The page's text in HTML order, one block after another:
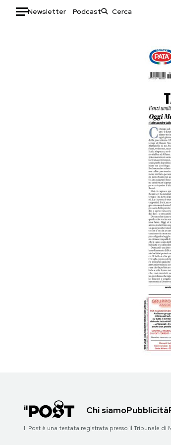
Newsletter Podcast
Consumismi
Storie/Idee
Ok Boomer!
Altrecose
Mondiali
AREA PERSONALE
Area Personale
Chi siamoPubblicità
Il Post è una testata registrata presso il Tribunale